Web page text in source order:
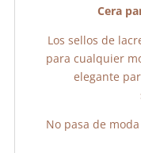
Cera
Los sellos de
para cualquier
elegante
No pasa de